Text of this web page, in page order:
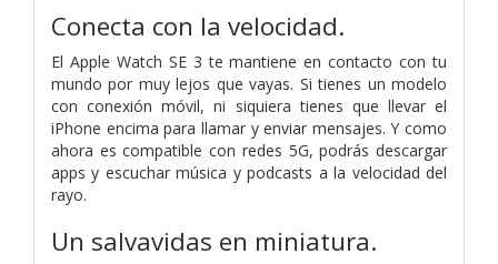
Conecta con la velocidad.
El Apple Watch SE 3 te mantiene en contacto con tu
mundo por muy lejos que vayas. Si tienes un modelo
con conexión móvil, ni siquiera tienes que llevar el
iPhone encima para llamar y enviar mensajes. Y como
ahora es compatible con redes 5G, podrás descargar
apps y escuchar música y podcasts a la velocidad del
rayo.
Un salvavidas en miniatura.